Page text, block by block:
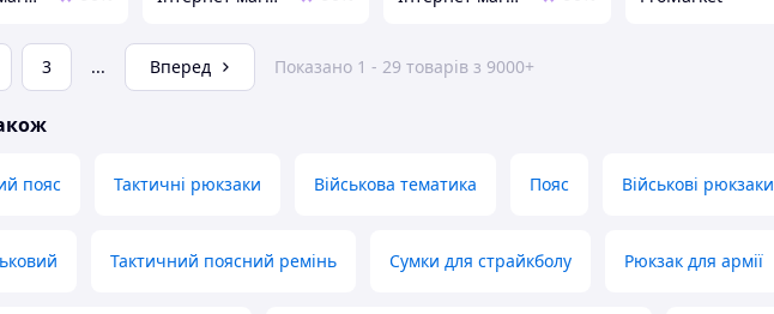
3 ... Вперед Показано 1 - 29 товарів з 9000+
пояс Тактичні рюкзаки Військова тематика Пояс Військові рюкзаки
Тактичний поясний ремінь Сумки для страйкболу Рюкзак для армії